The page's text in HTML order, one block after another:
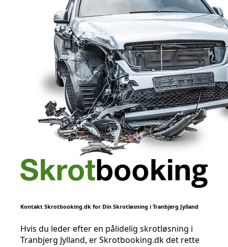
Kontakt Skrotbooking.dk for Din Skrotløsning i Tranbjerg Jylland
Hvis du leder efter en pålidelig skrotløsning i
Tranbjerg Jylland, er Skrotbooking.dk det rette